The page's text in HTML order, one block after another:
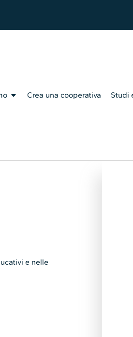
Crea una cooperativa Studi
e nelle